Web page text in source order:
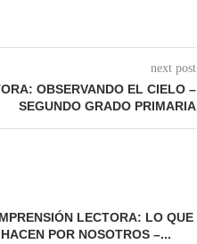
next post
OBSERVANDO EL CIELO –
SEGUNDO GRADO PRIMARIA
LECTORA: LO QUE
HACEN POR NOSOTROS –...